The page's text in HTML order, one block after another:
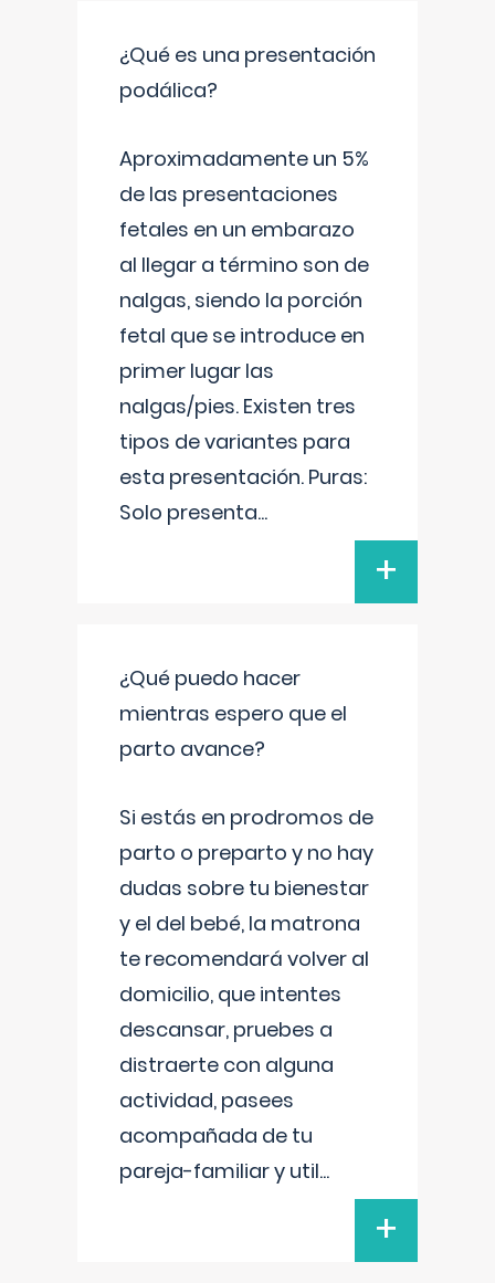
¿Qué es una presentación
podálica?
Aproximadamente un 5%
de las presentaciones
fetales en un embarazo
al llegar a término son de
nalgas, siendo la porción
fetal que se introduce en
primer lugar las
nalgas/pies. Existen tres
tipos de variantes para
esta presentación. Puras:
Solo presenta...
+
¿Qué puedo hacer
mientras espero que el
parto avance?
Si estás en prodromos de
parto o preparto y no hay
dudas sobre tu bienestar
y el del bebé, la matrona
te recomendará volver al
domicilio, que intentes
descansar, pruebes a
distraerte con alguna
actividad, pasees
acompañada de tu
pareja-familiar y util...
+